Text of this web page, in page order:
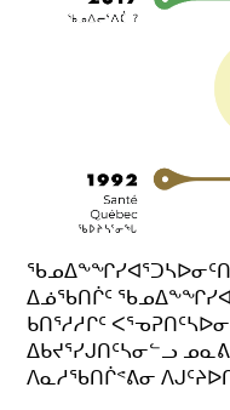
ᐃᓅᖃᑎᒌᑦ
ᑲᑎᕐᓱᓱᒋᑦ
ᐃᑲᔪᕐᓯᒍᑎᑦᓴᓂᓪᓗ
ᐱᓇᓱᖃᑎᒌᕝᕕᓂ